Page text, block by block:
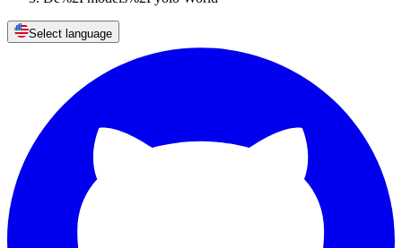
Select language